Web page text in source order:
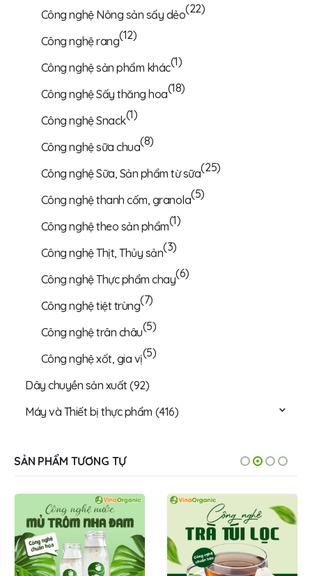
Công nghệ Nông sản sấy dẻo(22)
Công nghệ rang(12)
Công nghệ sản phẩm khác(1)
Công nghệ Sấy thăng hoa(18)
Công nghệ Snack(1)
Công nghệ sữa chua(8)
Công nghệ Sữa, Sản phẩm từ sữa(25)
Công nghệ thanh cốm, granola(5)
Công nghệ theo sản phẩm(1)
Công nghệ Thịt, Thủy sản(3)
Công nghệ Thực phẩm chay(6)
Công nghệ tiệt trùng(7)
Công nghệ trân châu(5)
Công nghệ xốt, gia vị(5)
Dây chuyền sản xuất(92)
Máy và Thiết bị thực phẩm (416)
SẢN PHẨM TƯƠNG TỰ